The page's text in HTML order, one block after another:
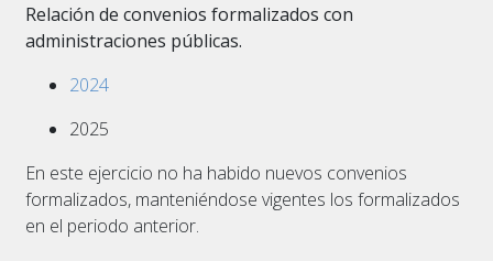
Relación de convenios formalizados con
administraciones públicas.
2024
2025
En este ejercicio no ha habido nuevos convenios
formalizados, manteniéndose vigentes los formalizados
en el periodo anterior.